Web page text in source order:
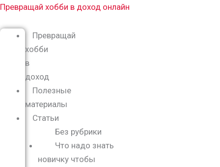
Перейти
содержимому
Превращай хобби в доход онлайн
Меню
Превращай
хобби
в
доход
Полезные
материалы
Статьи
Без рубрики
Что надо знать
новичку чтобы